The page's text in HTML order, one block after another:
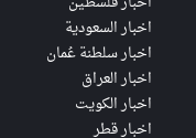
اخبار السعودية
اخبار سلطنة عُمان
اخبار العراق
اخبار الكويت
اخبار قطر